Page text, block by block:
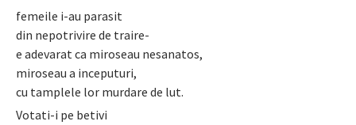
femeile i-au parasit
din nepotrivire de traire-
e adevarat ca miroseau nesanatos,
miroseau a inceputuri,
cu tamplele lor murdare de lut.
Votati-i pe betivi